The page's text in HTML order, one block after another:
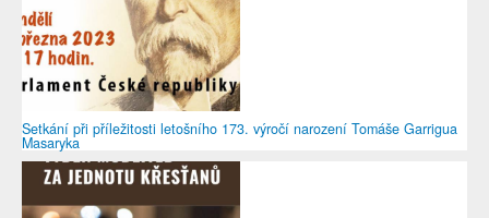
Setkání při příležitosti letošního 173. výročí narození Tomáše Garrigua
Masaryka